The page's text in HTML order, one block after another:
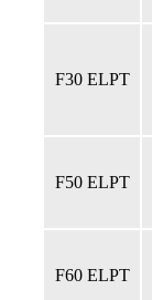
F30 ELPT
F50 ELPT
F60 ELPT